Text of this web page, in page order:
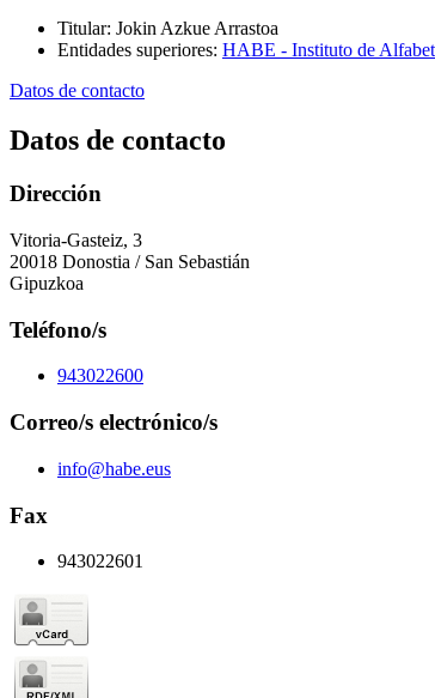
Titular: Jokin Azkue Arrastoa
Entidades superiores: HABE - Instituto de
Datos de contacto
Datos de contacto
Dirección
Vitoria-Gasteiz, 3
20018 Donostia / San Sebastián
Gipuzkoa
Teléfono/s
943022600
Correo/s electrónico/s
info@habe.eus
Fax
943022601